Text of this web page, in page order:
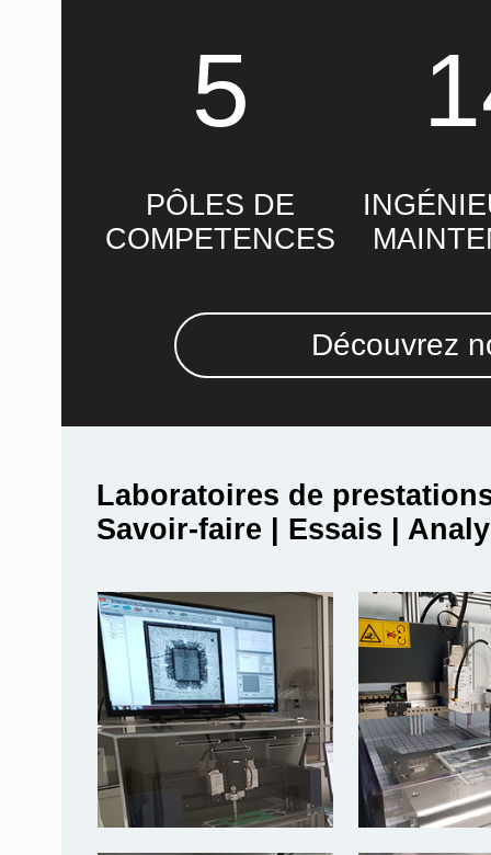
Découvrez
5
PÔLES DE
COMPETENCES
Laboratoires de
Savoir-faire | Essais |